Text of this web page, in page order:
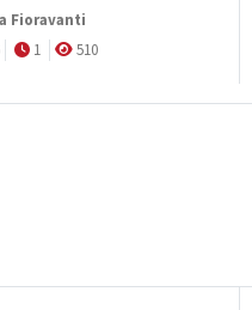
Fioravanti
1 510